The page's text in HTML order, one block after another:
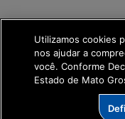
Utilizamos cookies
nos ajudar a
você. Conforme
Estado de Mato